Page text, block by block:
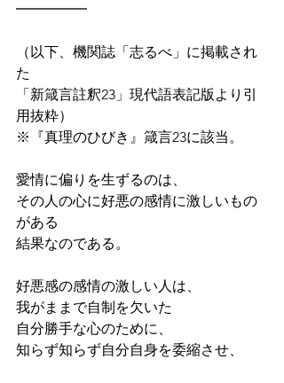
━━━━━
（以下、機関誌「志るべ」に掲載され
た
「新箴言註釈23」現代語表記版より引
用抜粋）
※『真理のひびき』箴言23に該当。
愛情に偏りを生ずるのは、
その人の心に好悪の感情に激しいもの
がある
結果なのである。
好悪感の感情の激しい人は、
我がままで自制を欠いた
自分勝手な心のために、
知らず知らず自分自身を委縮させ、